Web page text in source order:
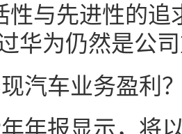
性与先进性的
华为仍然是公
汽车业务盈利
年报显示，将